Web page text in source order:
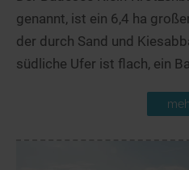
genannt, ist ein 6,4 ha
der durch Sand und
südliche Ufer ist flach, ein